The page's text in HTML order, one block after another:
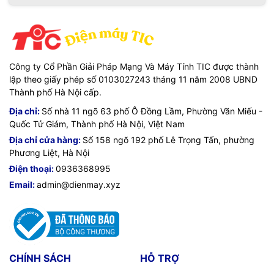
Công ty Cổ Phần Giải Pháp Mạng Và Máy Tính TIC được thành
lập theo giấy phép số 0103027243 tháng 11 năm 2008 UBND
Thành phố Hà Nội cấp.
Địa chỉ: Số nhà 11 ngõ 63 phố Ô Đồng Lầm, Phường Văn Miếu -
Quốc Tử Giám, Thành phố Hà Nội, Việt Nam
Địa chỉ cửa hàng: Số 158 ngõ 192 phố Lê Trọng Tấn, phường
Phương Liệt, Hà Nội
Điện thoại:0936368995
Email:admin@dienmay.xyz
CHÍNH SÁCH HỖ TRỢ